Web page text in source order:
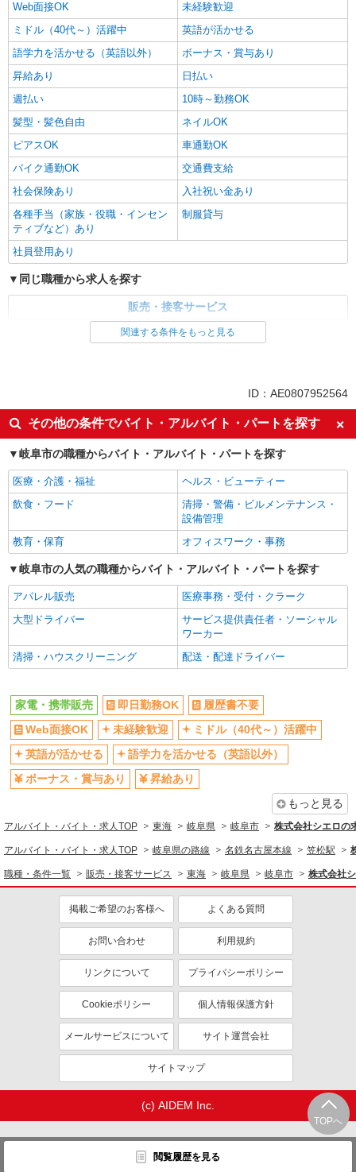
Web面接OK
未経験歓迎
ミドル（40代～）活躍中
英語が活かせる
語学力を活かせる（英語以外）
ボーナス・賞与あり
昇給あり
日払い
週払い
10時～勤務OK
髪型・髪色自由
ネイルOK
ピアスOK
車通勤OK
バイク通勤OK
交通費支給
社会保険あり
入社祝い金あり
各種手当（家族・役職・インセン
ティブなど）あり
制服貸与
社員登用あり
同じ職種から求人を探す
販売・接客サービス
英語が活かせる
ボーナス・賞与あり
日払い
車通勤OK
交通費支給
社会保険あり
社員登用あり
関連する条件をもっと見る
ID：AE0807952564
その他の条件でバイト・アルバイト・パートを探す
岐阜市の職種からバイト・アルバイト・パートを探す
医療・介護・福祉
ヘルス・ビューティー
飲食・フード
清掃・警備・ビルメンテナンス・
設備管理
教育・保育
オフィスワーク・事務
岐阜市の人気の職種からバイト・アルバイト・パートを探す
アパレル販売
医療事務・受付・クラーク
大型ドライバー
サービス提供責任者・ソーシャル
ワーカー
清掃・ハウスクリーニング
配送・配達ドライバー
TOPへ
閲覧履歴を見る
家電・携帯販売 即日勤務OK
履歴書不要
Web面接OK
未経験歓迎
ミドル（40代～）活躍中
英語が活かせる
語学力を活かせる（英語以外）
ボーナス・賞与あり
昇給あり
もっと見る
アルバイト・バイト・求人TOP 東海 岐阜県 岐阜市 株式会社シエロの
アルバイト・バイト・求人TOP 岐阜県の路線 名鉄名古屋本線 笠松駅
職種・条件一覧 販売・接客サービス 東海 岐阜県 岐阜市 株式会社
掲載ご希望のお客様へ よくある質問
お問い合わせ 利用規約
リンクについて プライバシーポリシー
Cookieポリシー 個人情報保護方針
メールサービスについて サイト運営会社
サイトマップ
(c) AIDEM Inc.